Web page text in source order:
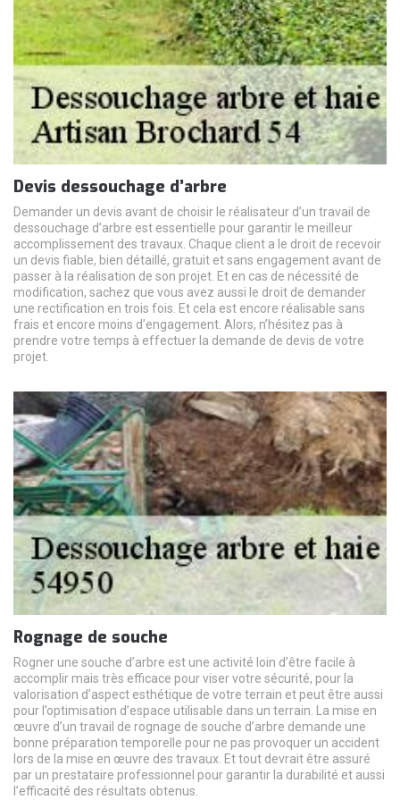
Devis dessouchage d’arbre
Demander un devis avant de choisir le réalisateur d’un travail de
dessouchage d’arbre est essentielle pour garantir le meilleur
accomplissement des travaux. Chaque client a le droit de recevoir
un devis fiable, bien détaillé, gratuit et sans engagement avant de
passer à la réalisation de son projet. Et en cas de nécessité de
modification, sachez que vous avez aussi le droit de demander
une rectification en trois fois. Et cela est encore réalisable sans
frais et encore moins d’engagement. Alors, n’hésitez pas à
prendre votre temps à effectuer la demande de devis de votre
projet.
Rognage de souche
Rogner une souche d’arbre est une activité loin d’être facile à
accomplir mais très efficace pour viser votre sécurité, pour la
valorisation d’aspect esthétique de votre terrain et peut être aussi
pour l’optimisation d’espace utilisable dans un terrain. La mise en
œuvre d’un travail de rognage de souche d’arbre demande une
bonne préparation temporelle pour ne pas provoquer un accident
lors de la mise en œuvre des travaux. Et tout devrait être assuré
par un prestataire professionnel pour garantir la durabilité et aussi
l’efficacité des résultats obtenus.